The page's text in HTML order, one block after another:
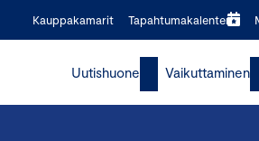
Kauppakamarit Tapahtumakalenteri
Uutishuone Vaikuttaminen